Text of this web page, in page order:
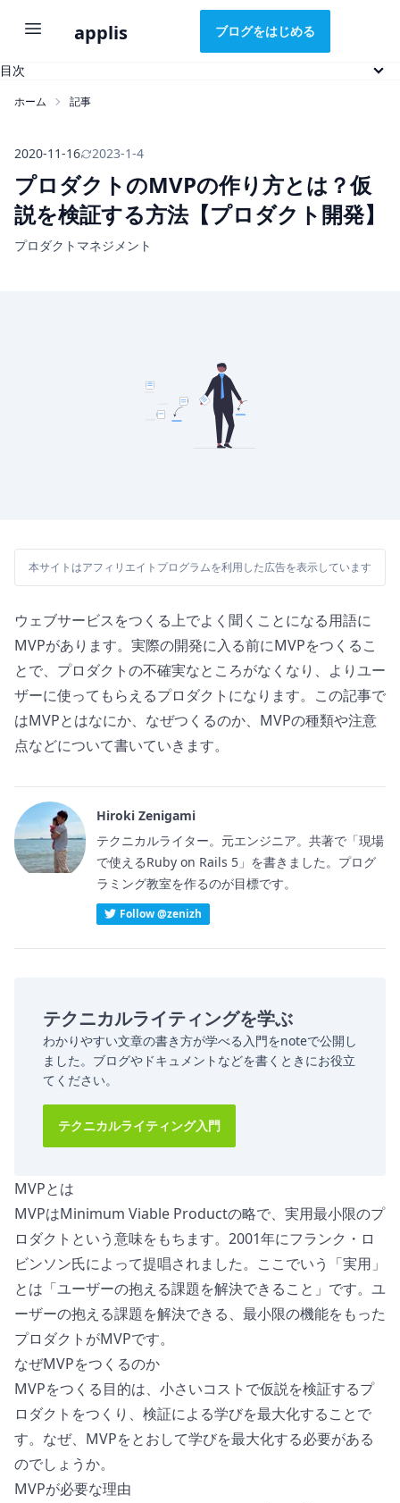
applis ブログをはじめる
目次
なぜMVPをつくるのか
MVPの種類
いつMVPをつくるのか
注意すべきこと
まとめ
ホーム 記事
2020-11-16 2023-1-4
プロダクトのMVPの作り方とは？仮
説を検証する方法【プロダクト開発】
プロダクトマネジメント
本サイトはアフィリエイトプログラムを利用した広告を表示しています
ウェブサービスをつくる上でよく聞くことになる用語に
MVPがあります。実際の開発に入る前にMVPをつくるこ
とで、プロダクトの不確実なところがなくなり、よりユー
ザーに使ってもらえるプロダクトになります。この記事で
はMVPとはなにか、なぜつくるのか、MVPの種類や注意
点などについて書いていきます。
Hiroki Zenigami
テクニカルライター。元エンジニア。共著で「現場
で使えるRuby on Rails 5」を書きました。プログ
ラミング教室を作るのが目標です。
Follow @zenizh
テクニカルライティングを学ぶ
わかりやすい文章の書き方が学べる入門をnoteで公開し
ました。ブログやドキュメントなどを書くときにお役立
てください。
テクニカルライティング入門
MVPとは
MVPはMinimum Viable Productの略で、実用最小限のプ
ロダクトという意味をもちます。 2001年にフランク・ロ
ビンソン氏によって提唱されました。ここでいう「実用」
とは「ユーザーの抱える課題を解決できること」です。ユ
ーザーの抱える課題を解決できる、最小限の機能をもった
プロダクトがMVPです。
なぜMVPをつくるのか
MVPをつくる目的は、小さいコストで仮説を検証するプ
ロダクトをつくり、検証による学びを最大化することで
す。なぜ、MVPをとおして学びを最大化する必要がある
のでしょうか。
MVPが必要な理由